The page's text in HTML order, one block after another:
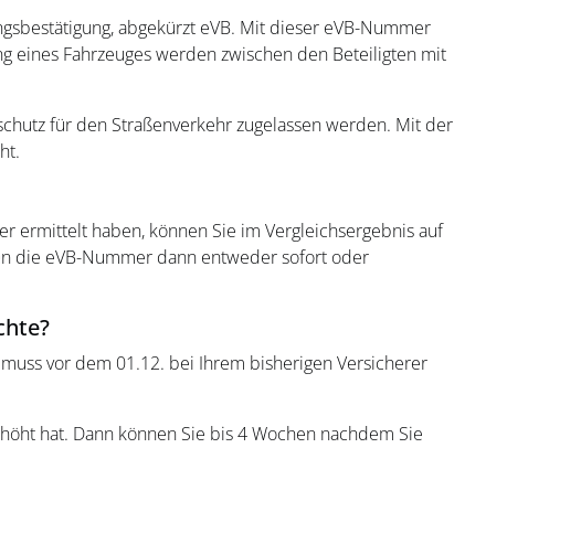
abgekürzt eVB. Mit dieser eVB-Nummer
eines Fahrzeuges werden zwischen den Beteiligten mit
für den Straßenverkehr zugelassen werden. Mit der
ermittelt haben, können Sie im Vergleichsergebnis auf
die eVB-Nummer dann entweder sofort oder
vor dem 01.12. bei Ihrem bisherigen Versicherer
hat. Dann können Sie bis 4 Wochen nachdem Sie